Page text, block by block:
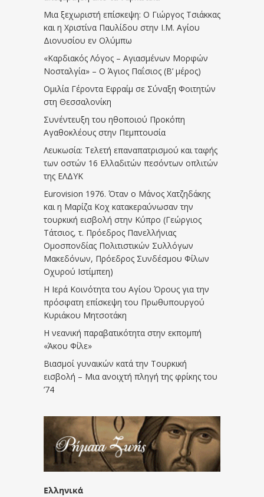
Μια ξεχωριστή επίσκεψη: Ο Γιώργος Τσιάκκας
και η Χριστίνα Παυλίδου στην Ι.Μ. Αγίου
Διονυσίου εν Ολύμπω
«Καρδιακός Λόγος – Αγιασμένων Μορφών
Νοσταλγία» – Ο Άγιος Παΐσιος (Β’ μέρος)
Ομιλία Γέροντα Εφραίμ σε Σύναξη Φοιτητών
στη Θεσσαλονίκη
Συνέντευξη του ηθοποιού Προκόπη
Αγαθοκλέους στην Πεμπτουσία
Λευκωσία: Τελετή επαναπατρισμού και ταφής
των οστών 16 Ελλαδιτών πεσόντων οπλιτών
της ΕΛΔΥΚ
Eurovision 1976. Όταν ο Μάνος Χατζηδάκης
και η Μαρίζα Κοχ κατακεραύνωσαν την
τουρκική εισβολή στην Κύπρο (Γεώργιος
Τάτσιος, τ. Πρόεδρος Πανελλήνιας
Ομοσπονδίας Πολιτιστικών Συλλόγων
Μακεδόνων, Πρόεδρος Συνδέσμου Φίλων
Οχυρού Ιστίμπεη)
Η Ιερά Κοινότητα του Αγίου Όρους για την
πρόσφατη επίσκεψη του Πρωθυπουργού
Κυριάκου Μητσοτάκη
Η νεανική παραβατικότητα στην εκπομπή
«Άκου Φίλε»
Βιασμοί γυναικών κατά την Τουρκική
εισβολή – Μια ανοιχτή πληγή της φρίκης του
’74
Ελληνικά